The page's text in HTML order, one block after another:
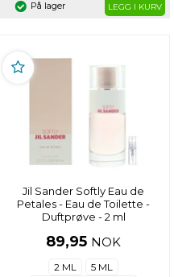
På lager LEGG I KURV
Jil Sander Softly Eau de
Petales - Eau de Toilette -
Duftprøve - 2 ml
89,95 NOK
2 ML
5 ML